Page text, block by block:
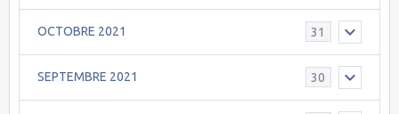
OCTOBRE 2021 31
SEPTEMBRE 2021 30